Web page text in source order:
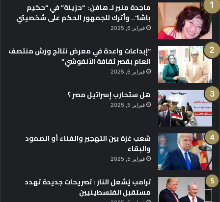
ماجدة منير لـ هافن: “حزينة” في “حكيم
باشا”.. وأترك للجمهور الحكم على شخصيتي
فبراير 6, 2025
“إبداعات واعدة في معرض نتائج ورش منتصف
العام بقصر ثقافة الأنفوشي”
فبراير 6, 2025
هل ستحارب إسرائيل مصر ؟
فبراير 5, 2025
شعب غزة بين التهجير والفناء أو الصمود
والبقاء
فبراير 5, 2025
ترامب يُشعل النار : تصريحات جديدة تهدد
مستقبل الفلسطينيين